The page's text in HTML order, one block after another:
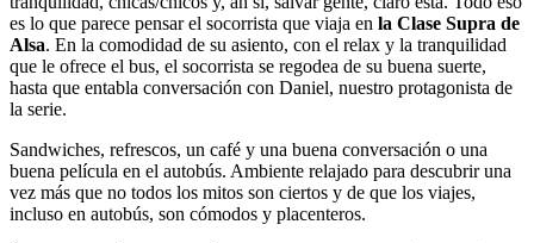
es lo que parece pensar el socorrista que viaja en la Clase Supra de
Alsa. En la comodidad de su asiento, con el relax y la tranquilidad
que le ofrece el bus, el socorrista se regodea de su buena suerte,
hasta que entabla conversación con Daniel, nuestro protagonista de
la serie.
Sandwiches, refrescos, un café y una buena conversación o una
buena película en el autobús. Ambiente relajado para descubrir una
vez más que no todos los mitos son ciertos y de que los viajes,
incluso en autobús, son cómodos y placenteros.